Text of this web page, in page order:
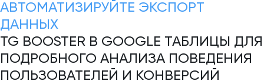
АВТОМАТИЗИРУЙТЕ ЭКСПОРТ
ДАННЫХ
TG BOOSTER В GOOGLE ТАБЛИЦЫ ДЛЯ
ПОДРОБНОГО АНАЛИЗА ПОВЕДЕНИЯ
ПОЛЬЗОВАТЕЛЕЙ И КОНВЕРСИЙ